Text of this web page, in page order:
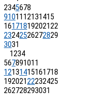
2345678
91011 12131415
16171819202122
23242526272829
3031
1234
567891011
12131415161718
19202122232425
262728293031